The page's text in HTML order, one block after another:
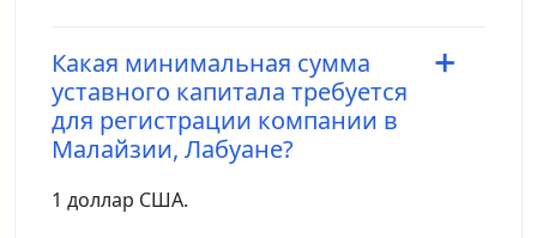
Какая минимальная сумма
уставного капитала требуется
для регистрации компании в
Малайзии, Лабуане?
1 доллар США.